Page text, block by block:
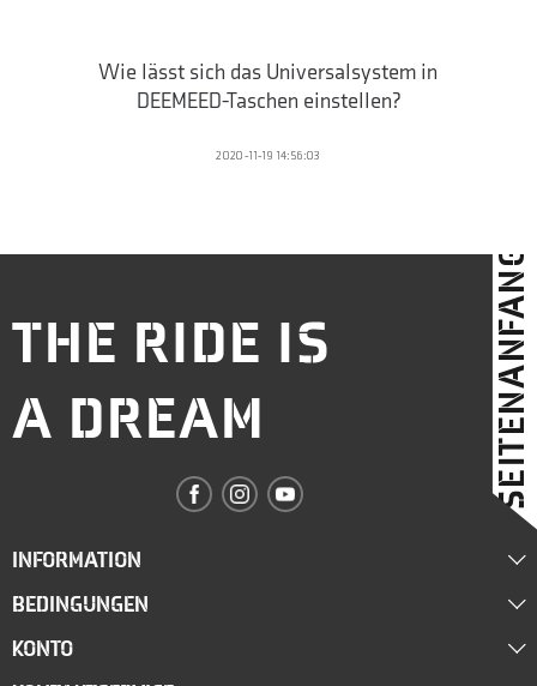
Wie lässt sich das Universalsystem in
DEEMEED-Taschen einstellen?
2020-11-19 14:56:03
THE RIDE IS
A DREAM
INFORMATION
Über uns
Händler werden
BEDINGUNGEN
Lieferung
KONTO
SEITENANFANG